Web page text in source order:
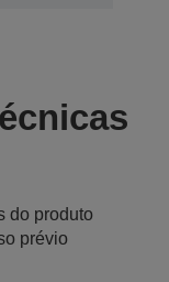
do produto
prévio